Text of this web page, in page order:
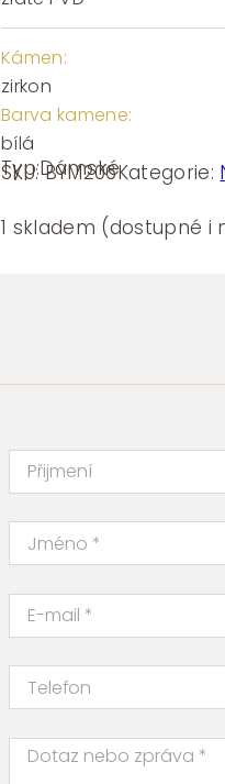
Kámen:
zirkon
Barva kamene:
bílá
SKU:BYM206Kategorie:
Typ:Dámské
1 skladem (dostupné i